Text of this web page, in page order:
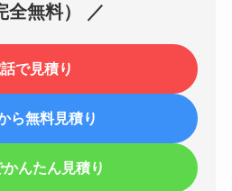
全無料） ／
で見積り
ら無料見積り
んたん見積り